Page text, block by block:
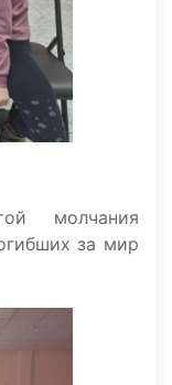
молчания
за мир